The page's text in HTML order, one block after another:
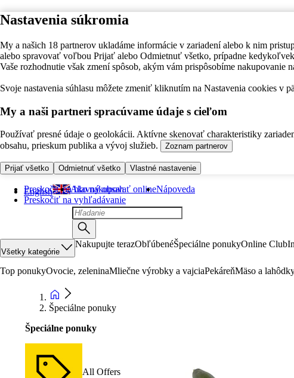
Nastavenia súkromia
My a našich 18 partnerov ukladáme informácie v zariadení alebo k nim
alebo spravovať voľbou Prijať alebo Odmietnuť všetko, prípadne
Vaše rozhodnutie však zmení spôsob, akým vám prispôsobíme nakupovanie
Svoje nastavenia súhlasu môžete zmeniť kliknutím na Nastavenia cookies v
My a naši partneri spracúvame údaje s cieľom
Používať presné údaje o geolokácii. Aktívne skenovať charakteristiky
obsahu, prieskum publika a vývoj služieb.
Zoznam partnerov
Prijať všetko Odmietnuť všetko Vlastné nastavenie
Preskočiť na hlavný obsah
Preskočiť na vyhľadávanie
English Ako nakupovať onlineNápoveda
Všetky kategórie
Nakupujte terazObľúbenéŠpeciálne ponukyOnline Club
Top ponukyOvocie, zeleninaMliečne výrobky a vajciaPekáreňMäso a
Špeciálne ponuky
Špeciálne ponuky
All Offers